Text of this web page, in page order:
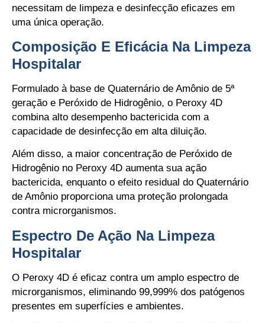
necessitam de limpeza e desinfecção eficazes em
uma única operação.
Composição E Eficácia Na Limpeza
Hospitalar
Formulado à base de Quaternário de Amônio de 5ª
geração e Peróxido de Hidrogênio, o Peroxy 4D
combina alto desempenho bactericida com a
capacidade de desinfecção em alta diluição.
Além disso, a maior concentração de Peróxido de
Hidrogênio no Peroxy 4D aumenta sua ação
bactericida, enquanto o efeito residual do Quaternário
de Amônio proporciona uma proteção prolongada
contra microrganismos.
Espectro De Ação Na Limpeza
Hospitalar
O Peroxy 4D é eficaz contra um amplo espectro de
microrganismos, eliminando 99,999% dos patógenos
presentes em superfícies e ambientes.